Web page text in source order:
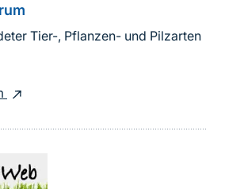
Tier-, Pflanzen- und Pilzarten